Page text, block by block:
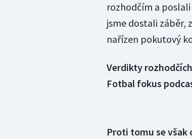
rozhodčím a
jsme dostali záběr,
nařízen pokutový
Verdikty
Fotbal fokus
Proti tomu se však